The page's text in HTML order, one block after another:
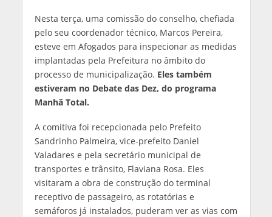
Nesta terça, uma comissão do conselho, chefiada
pelo seu coordenador técnico, Marcos Pereira,
esteve em Afogados para inspecionar as medidas
implantadas pela Prefeitura no âmbito do
processo de municipalização. Eles também
estiveram no Debate das Dez, do programa
Manhã Total.
A comitiva foi recepcionada pelo Prefeito
Sandrinho Palmeira, vice-prefeito Daniel
Valadares e pela secretário municipal de
transportes e trânsito, Flaviana Rosa. Eles
visitaram a obra de construção do terminal
receptivo de passageiro, as rotatórias e
semáforos já instalados, puderam ver as vias com